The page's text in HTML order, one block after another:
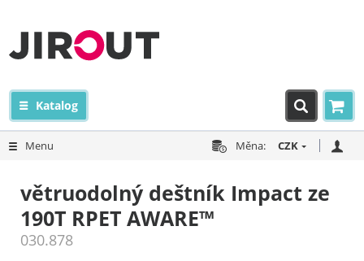
Katalog
Menu Měna: CZK
větruodolný deštník Impact ze
190T RPET AWARE™
030.878